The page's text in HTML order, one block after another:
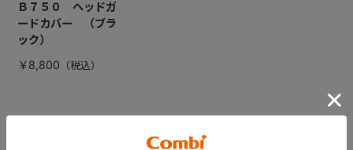
Ｂ７５０ ヘッドガ
ードカバー （ブラ
ック）
￥8,800
CATEGORY